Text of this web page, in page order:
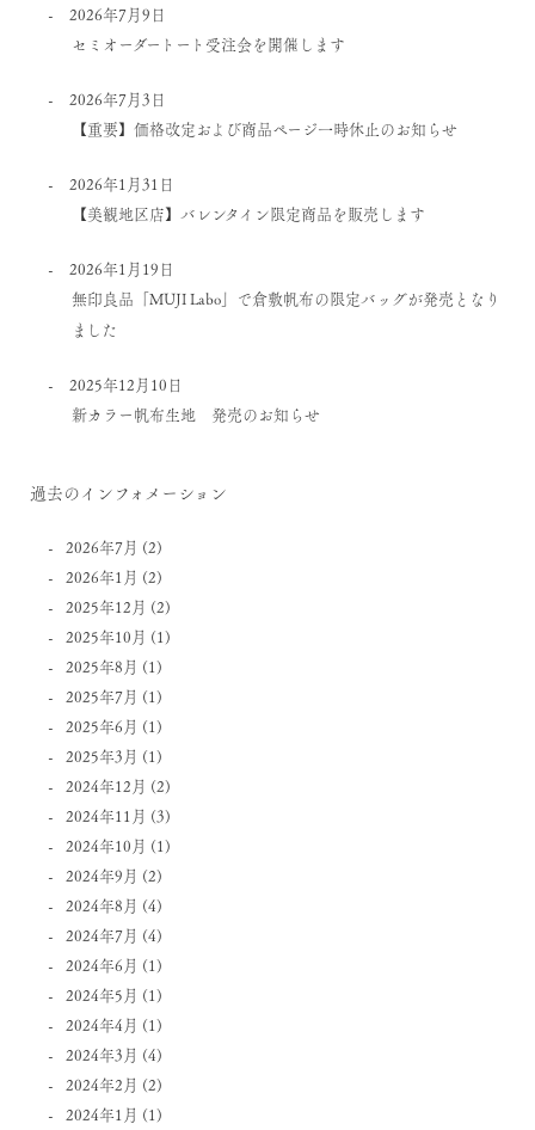
2026年7月9日
セミオーダートート受注会を開催します
2026年7月3日
【重要】価格改定および商品ページ一時休止のお知らせ
2026年1月31日
【美観地区店】バレンタイン限定商品を販売します
2026年1月19日
無印良品「MUJI Labo」で倉敷帆布の限定バッグが発売となり
ました
2025年12月10日
新カラー帆布生地 発売のお知らせ
過去のインフォメーション
2026年7月 (2)
2026年1月 (2)
2025年12月 (2)
2025年10月 (1)
2025年8月 (1)
2025年7月 (1)
2025年6月 (1)
2025年3月 (1)
2024年12月 (2)
2024年11月 (3)
2024年10月 (1)
2024年9月 (2)
2024年8月 (4)
2024年7月 (4)
2024年6月 (1)
2024年5月 (1)
2024年4月 (1)
2024年3月 (4)
2024年2月 (2)
2024年1月 (1)